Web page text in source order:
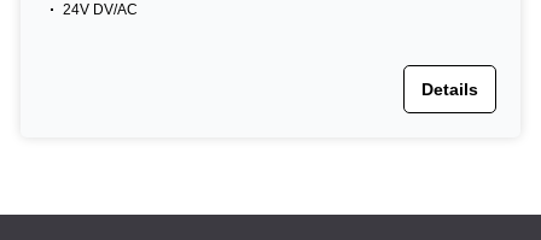
24V DV/AC
Details